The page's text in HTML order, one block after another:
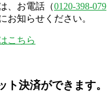
、お電話（0120-398-079
お知らせください。
こちら
ト決済ができます。